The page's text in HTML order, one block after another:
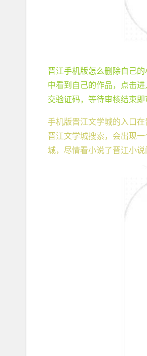
晋江手机版怎么删除自己
中看到自己的作品，点击
交验证码，等待审核结束即
手机版晋江文学城的入口
晋江文学城搜索，会出现
城，尽情看小说了晋江小